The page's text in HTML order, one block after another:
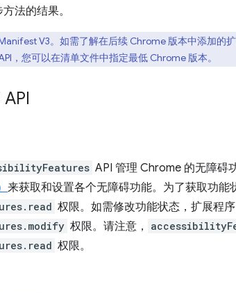
法的结果。
V3。如需了解在后续 Chrome 版本中添加的
，您可以在清单文件中指定最低 Chrome 版本。
API 管理 Chrome 的无障碍
来获取和设置各个无障碍功能。为了获取功能
权限。如需修改功能状态，扩展程
权限。请注意，
权限。